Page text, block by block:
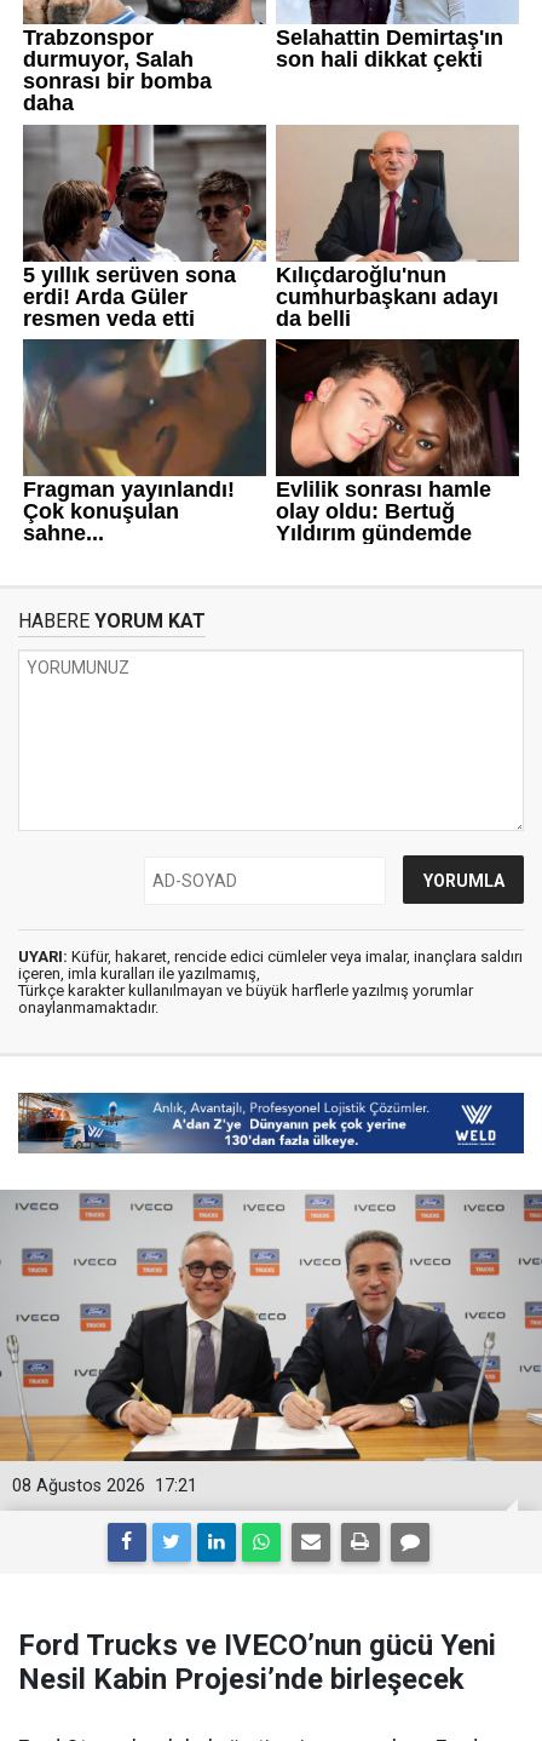
HABERE YORUM KAT
UYARI: Küfür, hakaret, rencide edici cümleler veya imalar, inançlara saldırı
içeren, imla kuralları ile yazılmamış,
Türkçe karakter kullanılmayan ve büyük harflerle yazılmış yorumlar
onaylanmamaktadır.
17:21
08 Ağustos 2026
Ford Trucks ve IVECO’nun gücü Yeni
Nesil Kabin Projesi’nde birleşecek